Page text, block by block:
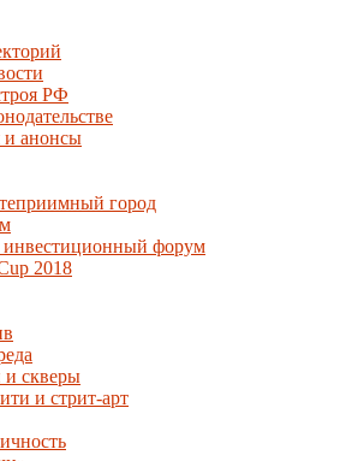
РФ
и анонсы
город
инвестиционный форум
2018
скверы
и стрит-арт